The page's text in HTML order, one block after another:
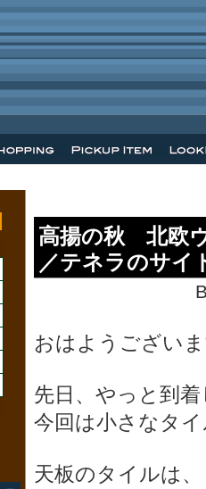
高揚の秋 北欧
／テネラのサイ
おはようござい
先日、やっと到
今回は小さなタ
天板のタイルは